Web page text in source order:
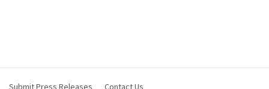
Submit Press Releases Contact Us